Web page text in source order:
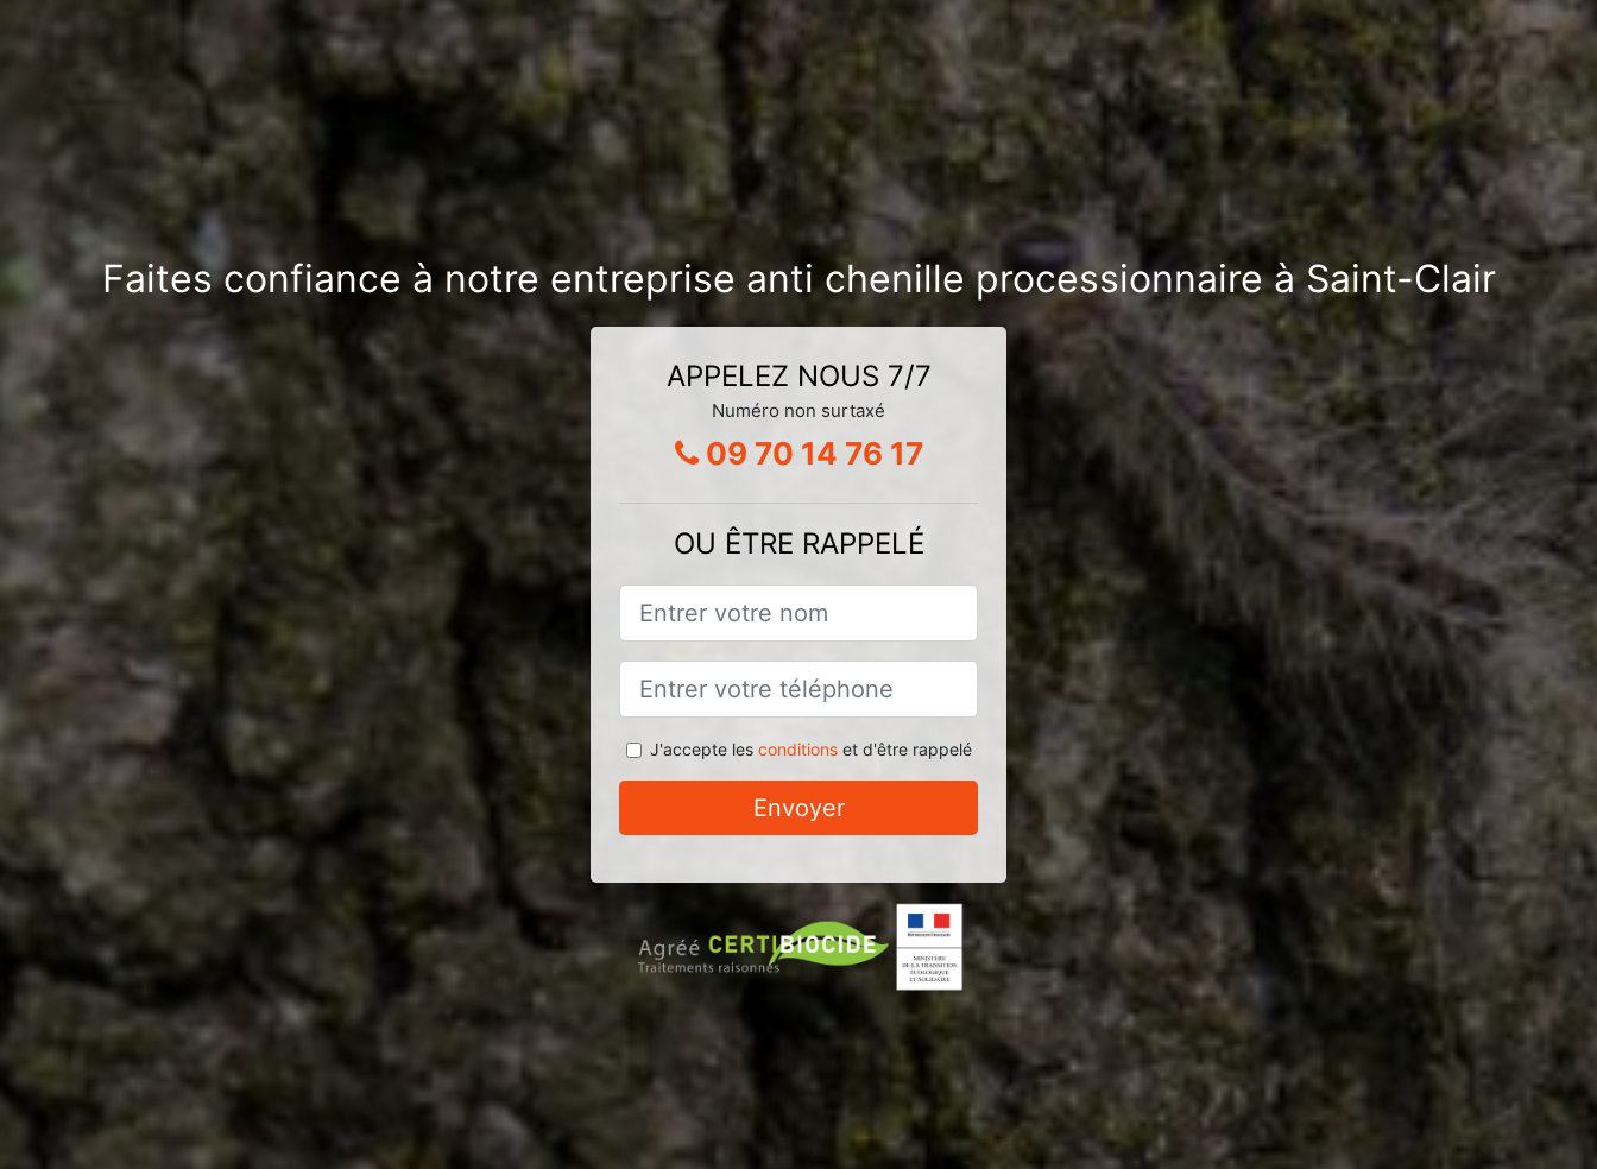
Faites confiance à notre entreprise anti chenille processionnaire à Saint-Clair
APPELEZ NOUS 7/7
Numéro non surtaxé
09 70 14 76 17
OU ÊTRE RAPPELÉ
J'accepte les conditionset d'être rappelé
Envoyer